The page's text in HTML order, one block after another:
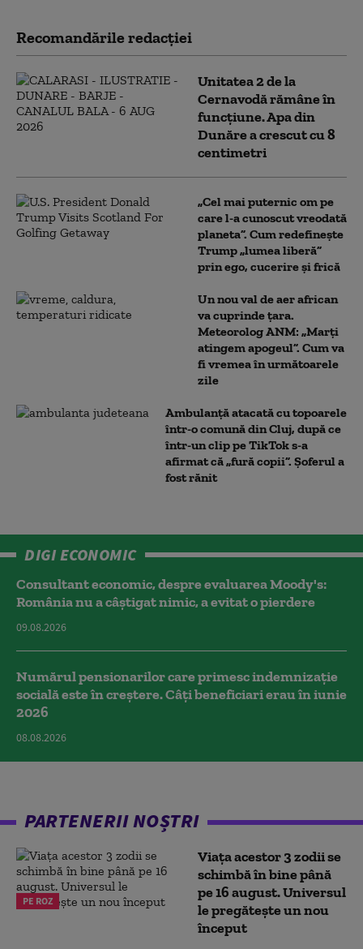
Recomandările redacţiei
Unitatea 2 de la
Cernavodă rămâne în
funcțiune. Apa din
Dunăre a crescut cu 8
centimetri
„Cel mai puternic om pe
care l-a cunoscut vreodată
planeta”. Cum redefinește
Trump „lumea liberă”
prin ego, cucerire și frică
Un nou val de aer african
va cuprinde țara.
Meteorolog ANM: „Marți
atingem apogeul”. Cum va
fi vremea în următoarele
zile
Ambulanţă atacată cu topoarele
într-o comună din Cluj, după ce
într-un clip pe TikTok s-a
afirmat că „fură copii”. Șoferul a
fost rănit
DIGI ECONOMIC
Consultant economic, despre evaluarea Moody's:
România nu a câştigat nimic, a evitat o pierdere
09.08.2026
Numărul pensionarilor care primesc indemnizaţie
socială este în creștere. Câți beneficiari erau în iunie
2026
08.08.2026
PARTENERII NOȘTRI
PE ROZ
Viața acestor 3 zodii se
schimbă în bine până
pe 16 august. Universul
le pregătește un nou
început